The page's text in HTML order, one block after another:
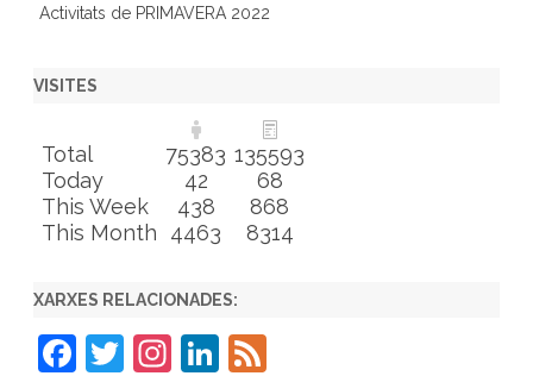
Activitats de PRIMAVERA 2022
VISITES
Total 75383 135593
Today
42
68
This Week
438
868
This Month
4463 8314
XARXES RELACIONADES:
F
T
In Li